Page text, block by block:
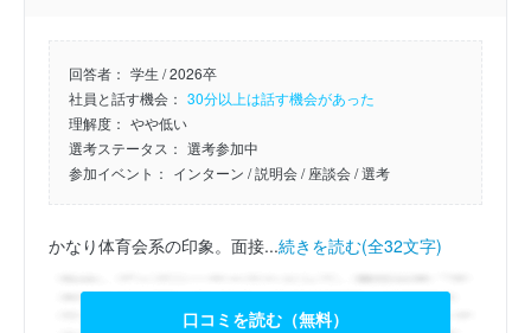
回答者： 学生 / 2026卒
社員と話す機会： 30分以上は話す機会があった
理解度： やや低い
選考ステータス： 選考参加中
参加イベント： インターン / 説明会/ 座談会/ 選考
かなり体育会系の印象。面接...続きを読む(全32文字)
口コミを読む（無料）